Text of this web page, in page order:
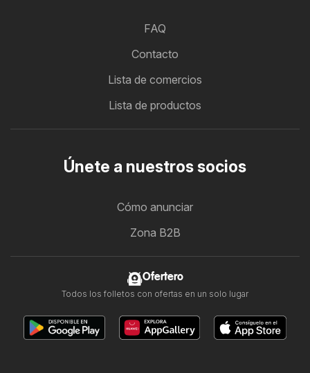
FAQ
Contacto
Lista de comercios
Lista de productos
Únete a nuestros socios
Cómo anunciar
Zona B2B
Ofertero
Todos los folletos con ofertas en un solo lugar